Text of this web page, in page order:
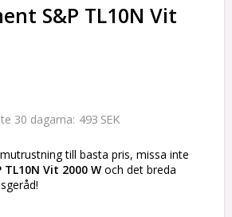
S&P TL10N Vit
30 dagarna 493 SEK
till basta pris, missa inte
Vit 2000 W och det breda